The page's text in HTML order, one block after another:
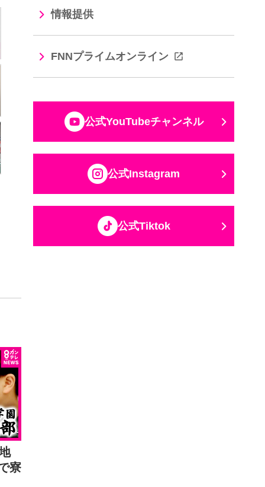
寮
情報提供
FNNプライムオンライン
公式YouTubeチャンネル
公式Instagram
公式Tiktok